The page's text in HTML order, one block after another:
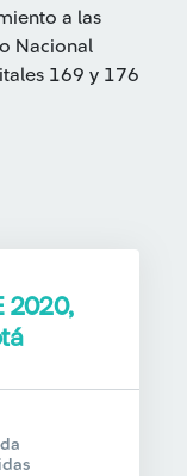
a las
Nacional
169 y 176
2020,